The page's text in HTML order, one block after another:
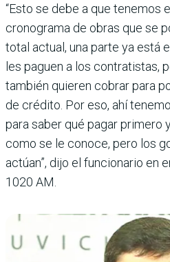
“Esto se debe a que tenemos
cronograma de obras que se
total actual, una parte ya está
les paguen a los contratistas,
también quieren cobrar para
de crédito. Por eso, ahí
para saber qué pagar primero
como se le conoce, pero los
actúan”, dijo el funcionario en
1020 AM.